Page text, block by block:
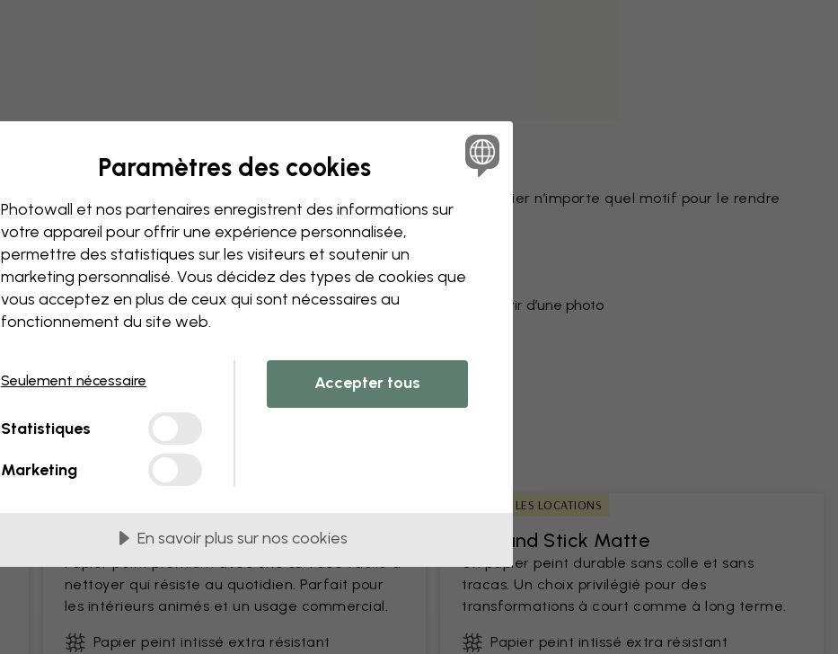
Modifiez votre papier peint
Notre équipe de conception peut modifier n’importe quel motif pour le rendre
unique.
Modifiez la taille ou les couleurs
Ajoutez ou supprimez un objet
Personnalisez un détail
Créez votre propre papier peint à partir d’une photo
Sans PVC Livrés en lès de 45 cm
Premium Matte
Papier peint premium avec une surface facile à
nettoyer qui résiste au quotidien. Parfait pour
les intérieurs animés et un usage commercial.
Papier peint intissé extra résistant
IDÉAL POUR LES LOCATIONS
Peel and Stick Matte
Un papier peint durable sans colle et sans
tracas. Un choix privilégié pour des
transformations à court comme à long terme.
Papier peint intissé extra résistant
Paramètres des cookies
Photowall et nos partenaires enregistrent des informations sur
votre appareil pour offrir une expérience personnalisée,
permettre des statistiques sur les visiteurs et soutenir un
marketing personnalisé. Vous décidez des types de cookies que
vous acceptez en plus de ceux qui sont nécessaires au
fonctionnement du site web.
Seulement nécessaire
Statistiques
Marketing
Accepter tous
En savoir plus sur nos cookies